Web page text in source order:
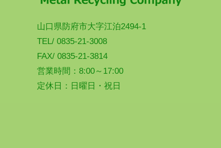
山口県防府市大字江泊2494-1
TEL/ 0835-21-3008
FAX/ 0835-21-3814
営業時間：8:00～17:00
定休日：日曜日・祝日